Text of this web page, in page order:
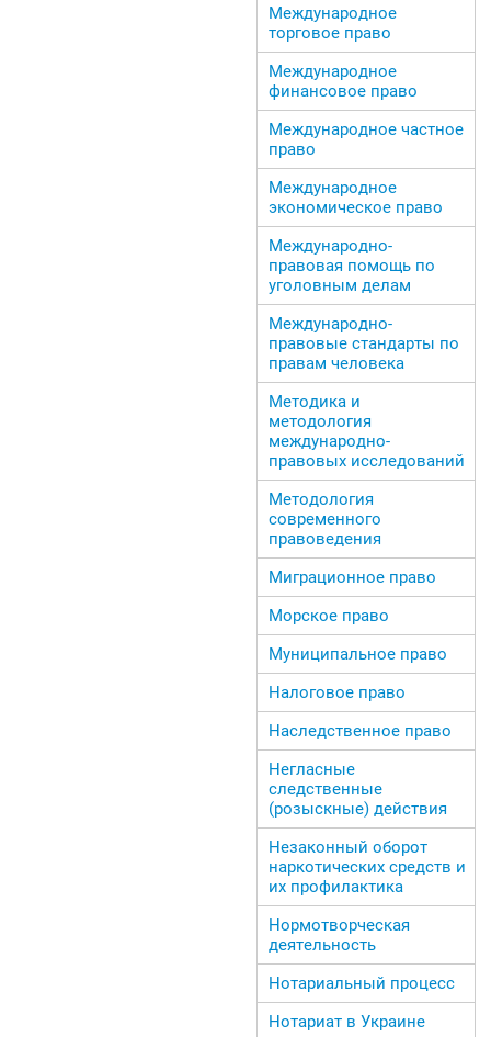
Международное
торговое право
Международное
финансовое право
Международное частное
право
Международное
экономическое право
Международно-
правовая помощь по
уголовным делам
Международно-
правовые стандарты по
правам человека
Методика и
методология
международно-
правовых исследований
Методология
современного
правоведения
Миграционное право
Морское право
Муниципальное право
Налоговое право
Наследственное право
Негласные
следственные
(розыскные) действия
Незаконный оборот
наркотических средств и
их профилактика
Нормотворческая
деятельность
Нотариальный процесс
Нотариат в Украине